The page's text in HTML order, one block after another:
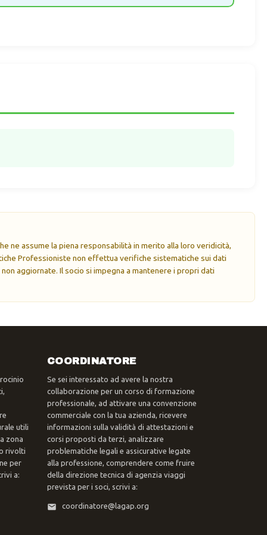
ne assume la piena responsabilità in merito alla loro veridicità,
Professioniste non effettua verifiche sistematiche sui dati
aggiornate. Il socio si impegna a mantenere i propri dati
utili
zona
rivolti
per
a:
COORDINATORE
Se sei interessato ad avere la nostra
collaborazione per un corso di formazione
professionale, ad attivare una convenzione
commerciale con la tua azienda, ricevere
informazioni sulla validità di attestazioni e
corsi proposti da terzi, analizzare
problematiche legali e assicurative legate
alla professione, comprendere come fruire
della direzione tecnica di agenzia viaggi
prevista per i soci, scrivi a:
coordinatore@lagap.org